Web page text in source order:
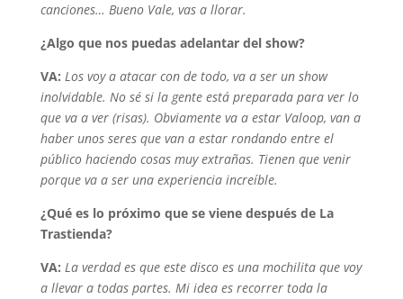
canciones… Bueno Vale, vas a llorar.
¿Algo que nos puedas adelantar del show?
VA: Los voy a atacar con de todo, va a ser un show
inolvidable. No sé si la gente está preparada para ver lo
que va a ver (risas). Obviamente va a estar Valoop, van a
haber unos seres que van a estar rondando entre el
público haciendo cosas muy extrañas. Tienen que venir
porque va a ser una experiencia increíble.
¿Qué es lo próximo que se viene después de La
Trastienda?
VA: La verdad es que este disco es una mochilita que voy
a llevar a todas partes. Mi idea es recorrer toda la